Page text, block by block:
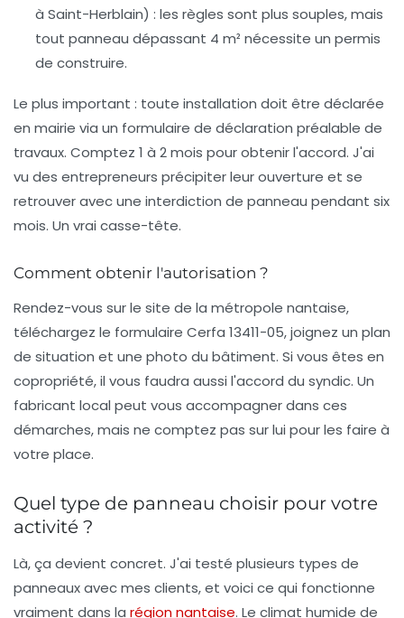
à Saint-Herblain) : les règles sont plus souples, mais
tout panneau dépassant 4 m² nécessite un permis
de construire.
Le plus important : toute installation doit être déclarée
en mairie via un formulaire de déclaration préalable de
travaux. Comptez 1 à 2 mois pour obtenir l'accord. J'ai
vu des entrepreneurs précipiter leur ouverture et se
retrouver avec une interdiction de panneau pendant six
mois. Un vrai casse-tête.
Comment obtenir l'autorisation ?
Rendez-vous sur le site de la métropole nantaise,
téléchargez le formulaire Cerfa 13411-05, joignez un plan
de situation et une photo du bâtiment. Si vous êtes en
copropriété, il vous faudra aussi l'accord du syndic. Un
fabricant local peut vous accompagner dans ces
démarches, mais ne comptez pas sur lui pour les faire à
votre place.
Quel type de panneau choisir pour votre
activité ?
Là, ça devient concret. J'ai testé plusieurs types de
panneaux avec mes clients, et voici ce qui fonctionne
vraiment dans la région nantaise. Le climat humide de